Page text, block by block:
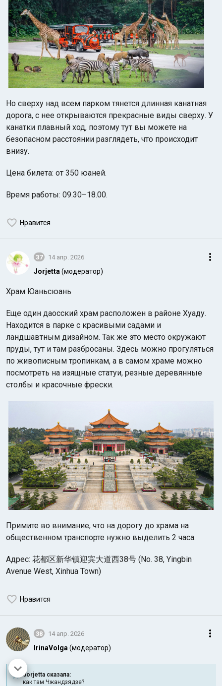
Но сверху над всем парком тянется длинная канатная
дорога, с нее открываются прекрасные виды сверху. У
канатки плавный ход, поэтому тут вы можете на
безопасном расстоянии разглядеть, что происходит
внизу.
Цена билета: от 350 юаней.
Время работы: 09.30–18.00.
Нравится
37 14 апр. 2026
Jorjetta(модератор)
Храм Юаньсюань
Еще один даосский храм расположен в районе Хуаду.
Находится в парке с красивыми садами и
ландшавтным дизайном. Так же это место окружают
пруды, тут и там разбросаны. Здесь можно прогуляться
по живописным тропинкам, а в самом храме можно
посмотреть на изящные статуи, резные деревянные
столбы и красочные фрески.
Примите во внимание, что на дорогу до храма на
общественном транспорте нужно выделить 2 часа.
Адрес: 花都区新华镇迎宾大道西38号 (No. 38, Yingbin
Avenue West, Xinhua Town)
Нравится
38 14 апр. 2026
IrinaVolga(модератор)
Jorjetta сказалa:
как там Чжандзядзе?